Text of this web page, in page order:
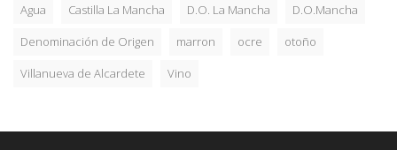
Agua Castilla La Mancha D.O. La Mancha
D.O.Mancha
Denominación de Origen
marron ocre
otoño
Villanueva de Alcardete
Vino